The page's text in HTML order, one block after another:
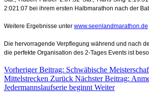
2:021:07 bei ihrem ersten Halbmarathon nach der
Weitere Ergebnisse unter www.seenlandmarathon.de
Die hervorragende Verpflegung während und nach
die perfekte Organisation des 2-Tages Events ist
Vorheriger Beitrag: Schwäbische
Mittelstrecken Zurück Nächster Beitrag:
Jedermannslaufserie beginnt Weiter